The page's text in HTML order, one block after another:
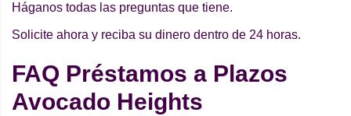
Háganos todas las preguntas que tiene.
Solicite ahora y reciba su dinero dentro de 24 horas.
FAQ Préstamos a Plazos
Avocado Heights